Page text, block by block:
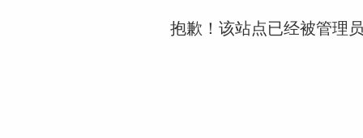
抱歉！该站点已经被管理